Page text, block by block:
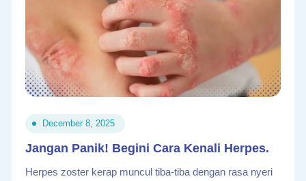
December 8, 2025
Jangan Panik! Begini Cara Kenali Herpes.
Herpes zoster kerap muncul tiba-tiba dengan rasa nyeri